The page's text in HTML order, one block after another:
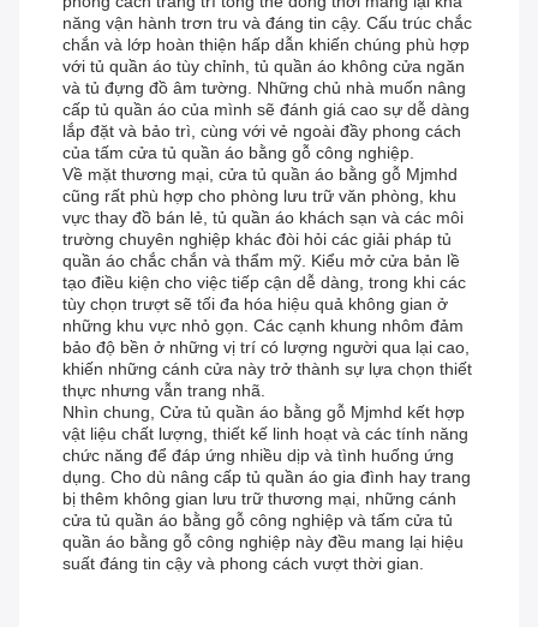
năng vận hành trơn tru và đáng tin cậy. Cấu trúc chắc
chắn và lớp hoàn thiện hấp dẫn khiến chúng phù hợp
với tủ quần áo tùy chỉnh, tủ quần áo không cửa ngăn
và tủ đựng đồ âm tường. Những chủ nhà muốn nâng
cấp tủ quần áo của mình sẽ đánh giá cao sự dễ dàng
lắp đặt và bảo trì, cùng với vẻ ngoài đầy phong cách
của tấm cửa tủ quần áo bằng gỗ công nghiệp.
Về mặt thương mại, cửa tủ quần áo bằng gỗ Mjmhd
cũng rất phù hợp cho phòng lưu trữ văn phòng, khu
vực thay đồ bán lẻ, tủ quần áo khách sạn và các môi
trường chuyên nghiệp khác đòi hỏi các giải pháp tủ
quần áo chắc chắn và thẩm mỹ. Kiểu mở cửa bản lề
tạo điều kiện cho việc tiếp cận dễ dàng, trong khi các
tùy chọn trượt sẽ tối đa hóa hiệu quả không gian ở
những khu vực nhỏ gọn. Các cạnh khung nhôm đảm
bảo độ bền ở những vị trí có lượng người qua lại cao,
khiến những cánh cửa này trở thành sự lựa chọn thiết
thực nhưng vẫn trang nhã.
Nhìn chung, Cửa tủ quần áo bằng gỗ Mjmhd kết hợp
vật liệu chất lượng, thiết kế linh hoạt và các tính năng
chức năng để đáp ứng nhiều dịp và tình huống ứng
dụng. Cho dù nâng cấp tủ quần áo gia đình hay trang
bị thêm không gian lưu trữ thương mại, những cánh
cửa tủ quần áo bằng gỗ công nghiệp và tấm cửa tủ
quần áo bằng gỗ công nghiệp này đều mang lại hiệu
suất đáng tin cậy và phong cách vượt thời gian.